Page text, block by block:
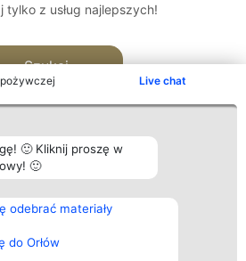
Live chat
🙂 Kliknij proszę w
🙂
odebrać materiały
do Orłów
z usług najlepszych!
Szukaj
Plebiscyt
Laureaci
wszystkich
Laureatów
Kontakt
Kontakt